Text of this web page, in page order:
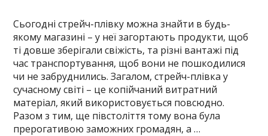
Сьогодні стрейч-плівку можна знайти в будь-
якому магазині – у неї загортають продукти, щоб
ті довше зберігали свіжість, та різні вантажі під
час транспортування, щоб вони не пошкодилися
чи не забруднились. Загалом, стрейч-плівка у
сучасному світі – це копійчаний витратний
матеріал, який використовується повсюдно.
Разом з тим, ще півстоліття тому вона була
прерогативою заможних громадян, а …